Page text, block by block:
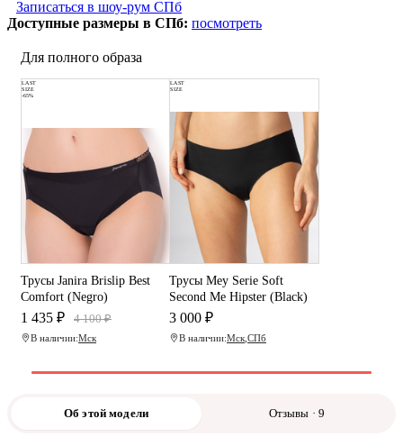
Записаться в шоу-рум СПб
Доступные размеры в СПб: посмотреть
Для полного образа
LAST
SIZE
-65%
Трусы Janira Brislip Best
Comfort (Negro)
1 435 ₽ 4 100 ₽
В наличии:Мск
LAST
SIZE
Трусы Mey Serie Soft
Second Me Hipster (Black)
3 000 ₽
В наличии:Мск СПб
Об этой модели Отзывы · 9